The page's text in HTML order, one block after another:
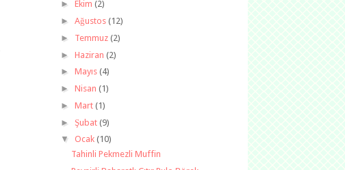
► Ekim (2)
► Ağustos (12)
► Temmuz (2)
► Haziran (2)
► Mayıs (4)
► Nisan (1)
► Mart (1)
► Şubat (9)
▼ Ocak (10)
Tahinli Pekmezli Muffin